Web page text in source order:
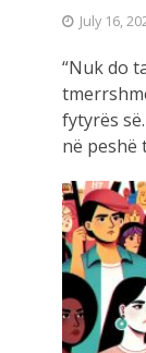
July 16,
“Nuk do
fytyrës
në peshë